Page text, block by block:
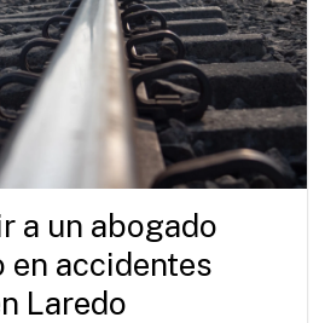
a un abogado
en accidentes
Laredo